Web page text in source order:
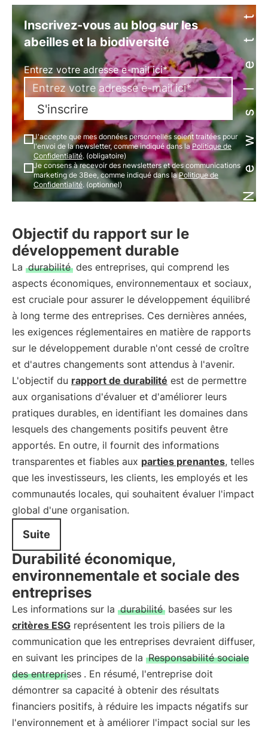
Newsletter
Inscrivez-vous au blog sur les
abeilles et la biodiversité
Entrez votre adresse e-mail ici*
S'inscrire
J'accepte que mes données personnelles soient traitées pour
l'envoi de la newsletter, comme indiqué dans laPolitique de
Confidentialité. (obligatoire)
Je consens à recevoir des newsletters et des communications
marketing de 3Bee, comme indiqué dans laPolitique de
Confidentialité. (optionnel)
Objectif du rapport sur le
développement durable
La durabilité des entreprises, qui comprend les
aspects économiques, environnementaux et sociaux,
est cruciale pour assurer le développement équilibré
à long terme des entreprises. Ces dernières années,
les exigences réglementaires en matière de rapports
sur le développement durable n'ont cessé de croître
et d'autres changements sont attendus à l'avenir.
L'objectif du rapport de durabilité est de permettre
aux organisations d'évaluer et d'améliorer leurs
pratiques durables, en identifiant les domaines dans
lesquels des changements positifs peuvent être
apportés. En outre, il fournit des informations
transparentes et fiables aux parties prenantes, telles
que les investisseurs, les clients, les employés et les
communautés locales, qui souhaitent évaluer l'impact
global d'une organisation.
Suite
Durabilité économique,
environnementale et sociale des
entreprises
Les informations sur la durabilité basées sur les
critères ESG représentent les trois piliers de la
communication que les entreprises devraient diffuser,
en suivant les principes de la Responsabilité sociale
des entreprises . En résumé, l'entreprise doit
démontrer sa capacité à obtenir des résultats
financiers positifs, à réduire les impacts négatifs sur
l'environnement et à améliorer l'impact social sur les